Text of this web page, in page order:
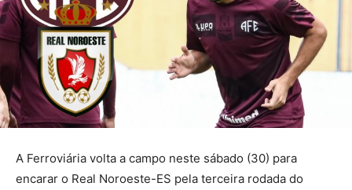
A Ferroviária volta a campo neste sábado (30) para
encarar o Real Noroeste-ES pela terceira rodada do